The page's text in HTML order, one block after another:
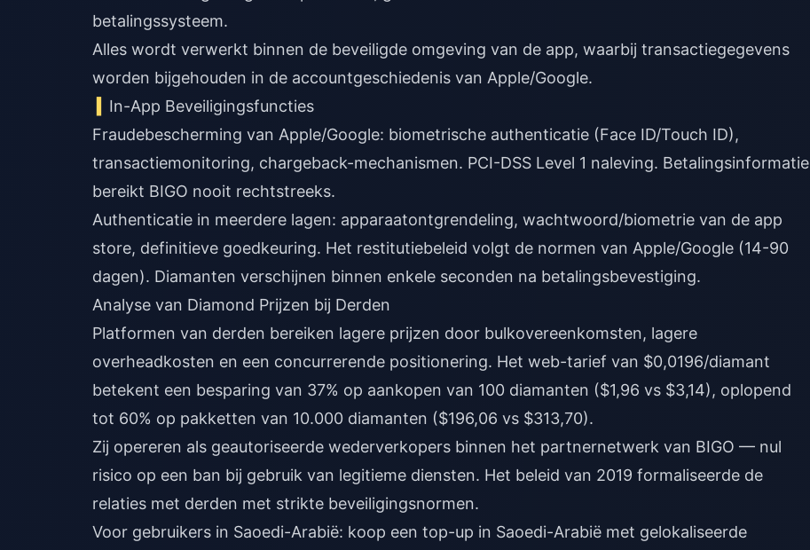
betalingssysteem.
Alles wordt verwerkt binnen de beveiligde omgeving van de app, waarbij transactiegegevens
worden bijgehouden in de accountgeschiedenis van Apple/Google.
In-App Beveiligingsfuncties
Fraudebescherming van Apple/Google: biometrische authenticatie (Face ID/Touch ID),
transactiemonitoring, chargeback-mechanismen. PCI-DSS Level 1 naleving. Betalingsinformatie
bereikt BIGO nooit rechtstreeks.
Authenticatie in meerdere lagen: apparaatontgrendeling, wachtwoord/biometrie van de app
store, definitieve goedkeuring. Het restitutiebeleid volgt de normen van Apple/Google (14-90
dagen). Diamanten verschijnen binnen enkele seconden na betalingsbevestiging.
Analyse van Diamond Prijzen bij Derden
Platformen van derden bereiken lagere prijzen door bulkovereenkomsten, lagere
overheadkosten en een concurrerende positionering. Het web-tarief van $0,0196/diamant
betekent een besparing van 37% op aankopen van 100 diamanten ($1,96 vs $3,14), oplopend
tot 60% op pakketten van 10.000 diamanten ($196,06 vs $313,70).
Zij opereren als geautoriseerde wederverkopers binnen het partnernetwerk van BIGO — nul
risico op een ban bij gebruik van legitieme diensten. Het beleid van 2019 formaliseerde de
relaties met derden met strikte beveiligingsnormen.
Voor gebruikers in Saoedi-Arabië: koop een top-up in Saoedi-Arabië met gelokaliseerde